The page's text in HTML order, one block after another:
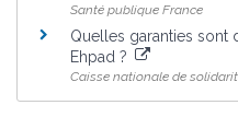
Santé publique France
Quelles garanties sont
Ehpad ?
Caisse nationale de